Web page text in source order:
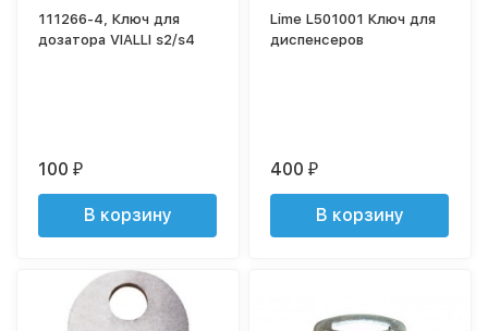
111266-4, Ключ для
дозатора VIALLI s2/s4
100₽
В корзину
Lime L501001 Ключ для
диспенсеров
400₽
В корзину